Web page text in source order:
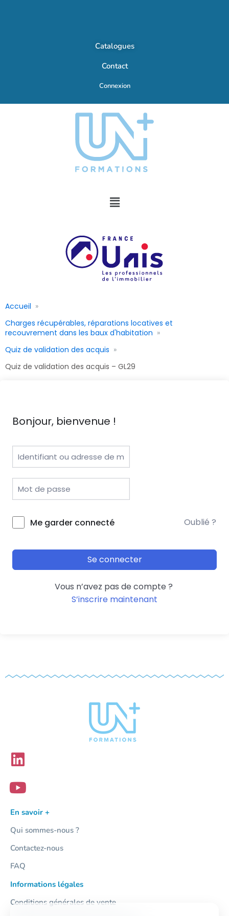
Catalogues
Contact
Connexion
Accueil
Charges récupérables, réparations locatives et
recouvrement dans les baux d'habitation
Quiz de validation des acquis
Quiz de validation des acquis – GL29
Bonjour, bienvenue !
Me garder connecté Oublié ?
Se connecter
Vous n’avez pas de compte ?
S’inscrire maintenant
En savoir +
Qui sommes-nous ?
Contactez-nous
FAQ
Informations légales
Conditions générales de vente